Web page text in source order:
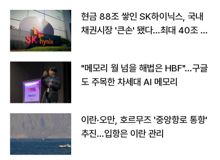
현금 88조 쌓인 SK하이닉스, 국내
채권시장 '큰손' 됐다…최대 40조 투
"메모리 월 넘을 해법은 HBF"…구글
도 주목한 차세대 AI 메모리
이란·오만, 호르무즈 '중앙항로 통항'
추진…입항은 이란 관리